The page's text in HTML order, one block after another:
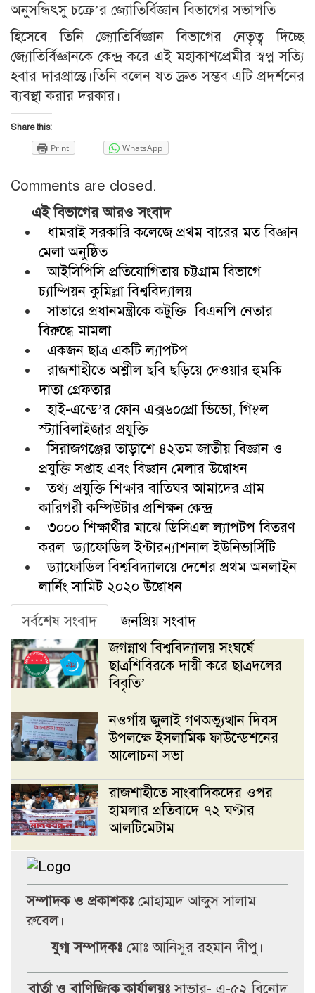
অনুসন্ধিৎসু চক্রে’র জ্যোতির্বিজ্ঞান বিভাগের সভাপতি
হিসেবে তিনি জ্যোতির্বিজ্ঞান বিভাগের নেতৃত্ব দিচ্ছে
জ্যোতির্বিজ্ঞানকে কেন্দ্র করে এই মহাকাশপ্রেমীর স্বপ্ন সত্যি
হবার দারপ্রান্তে।তিনি বলেন যত দ্রুত সম্ভব এটি প্রদর্শনের
ব্যবস্থা করার দরকার।
Share this:
Print WhatsApp
Comments are closed.
এই বিভাগের আরও সংবাদ
ধামরাই সরকারি কলেজে প্রথম বারের মত বিজ্ঞান
মেলা অনুষ্ঠিত
আইসিপিসি প্রতিযোগিতায় চট্টগ্রাম বিভাগে
চ্যাম্পিয়ন কুমিল্লা বিশ্ববিদ্যালয়
সাভারে প্রধানমন্ত্রীকে কটুক্তি বিএনপি নেতার
বিরুদ্ধে মামলা
একজন ছাত্র একটি ল্যাপটপ
রাজশাহীতে অশ্লীল ছবি ছড়িয়ে দেওয়ার হুমকি
দাতা গ্রেফতার
হাই-এন্ডে’র ফোন এক্স৬০প্রো ভিভো, গিম্বল
স্ট্যাবিলাইজার প্রযুক্তি
সিরাজগঞ্জের তাড়াশে ৪২তম জাতীয় বিজ্ঞান ও
প্রযুক্তি সপ্তাহ এবং বিজ্ঞান মেলার উদ্বোধন
তথ্য প্রযুক্তি শিক্ষার বাতিঘর আমাদের গ্রাম
কারিগরী কম্পিউটার প্রশিক্ষন কেন্দ্র
৩০০০ শিক্ষার্থীর মাঝে ডিসিএল ল্যাপটপ বিতরণ
করল ড্যাফোডিল ইন্টারন্যাশনাল ইউনিভার্সিটি
ড্যাফোডিল বিশ্ববিদ্যালয়ে দেশের প্রথম অনলাইন
লার্নিং সামিট ২০২০ উদ্বোধন
সর্বশেষ সংবাদ
জনপ্রিয় সংবাদ
জগন্নাথ বিশ্ববিদ্যালয় সংঘর্ষে
ছাত্রশিবিরকে দায়ী করে ছাত্রদলের
বিবৃতি’
নওগাঁয় জুলাই গণঅভ্যুত্থান দিবস
উপলক্ষে ইসলামিক ফাউন্ডেশনের
আলোচনা সভা
রাজশাহীতে সাংবাদিকদের ওপর
হামলার প্রতিবাদে ৭২ ঘণ্টার
আলটিমেটাম
অভিযোগে প্রধান শিক্ষকের গাড়ি
ভাঙচুর, বিদ্যালয়ে উত্তেজনা
জবিস্থ রিসার্চ সোসাইটির চলমান
কমিটির বিদায় সংবর্ধনা ও নবকমিটি
গঠন
সম্পাদক ও প্রকাশকঃমোহাম্মদ আব্দুস সালাম
রুবেল।
যুগ্ম সম্পাদকঃ মোঃ আনিসুর রহমান দীপু।
বার্তা ও বাণিজ্যিক কার্যালয়ঃসাভার- এ-৫২ বিনোদ